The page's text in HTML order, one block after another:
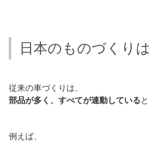
日本のものづくり
従来の車づくりは、
部品が多く、すべてが連動している
例えば、